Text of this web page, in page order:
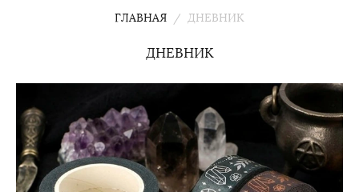
ГЛАВНАЯ
  /  ДНЕВНИК
ДНЕВНИК